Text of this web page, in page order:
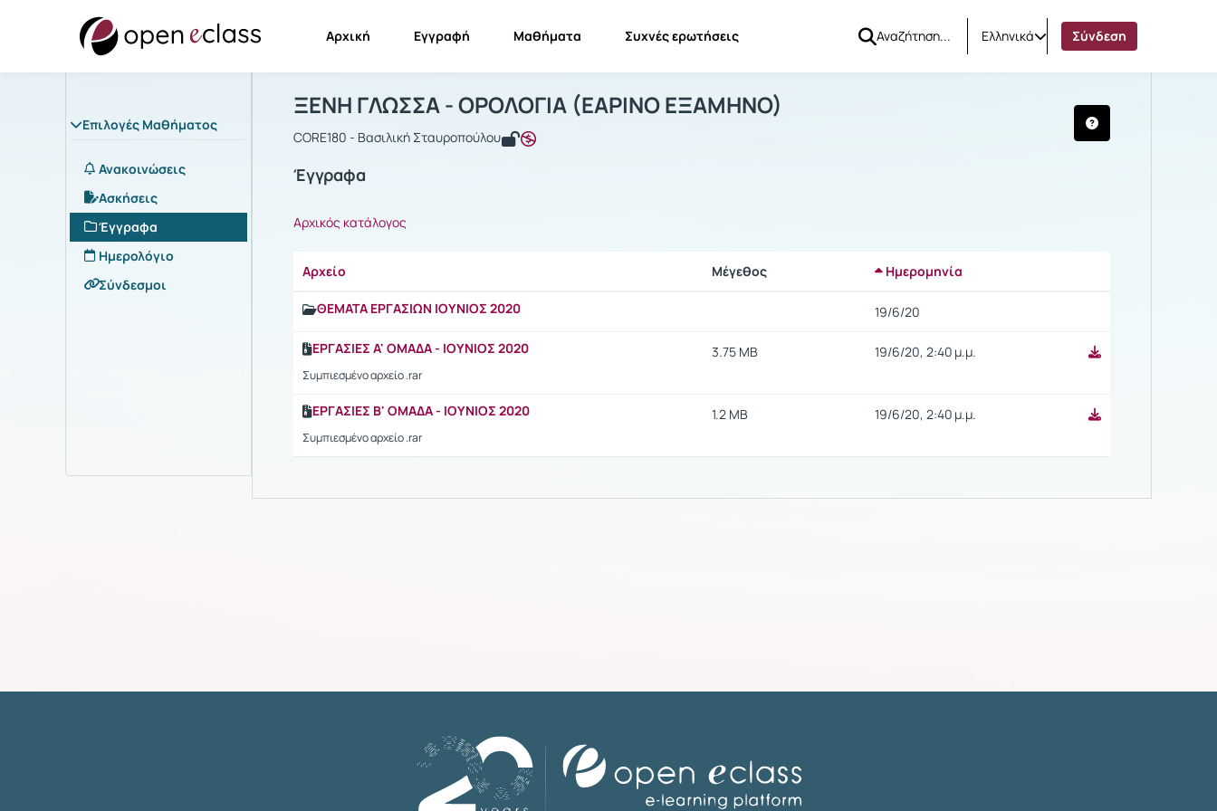
Αρχική Εγγραφή Μαθήματα Συχνές ερωτήσεις Ελληνικά Σύνδεση
Επιλογές Μαθήματος
Ανακοινώσεις
Ασκήσεις
Έγγραφα
Ημερολόγιο
Σύνδεσμοι
Μάθημα : ΞΕΝΗ ΓΛΩΣΣΑ - ΟΡΟΛΟΓΙΑ (ΕΑΡΙΝΟ ΕΞΑΜΗΝΟ)
ΞΕΝΗ ΓΛΩΣΣΑ - ΟΡΟΛΟΓΙΑ (ΕΑΡΙΝΟ ΕΞΑΜΗΝΟ)
CORE180 - Βασιλική Σταυροπούλου
Έγγραφα
Αρχικός κατάλογος
Αρχείο Μέγεθος Ημερομηνία
ΘΕΜΑΤΑ ΕΡΓΑΣΙΩΝ ΙΟΥΝΙΟΣ 2020
19/6/20
ΕΡΓΑΣΙΕΣ Α' ΟΜΑΔΑ - ΙΟΥΝΙΟΣ 2020
Συμπιεσμένο αρχείο .rar
3.75 MB 19/6/20, 2:40 μ.μ.
ΕΡΓΑΣΙΕΣ B' ΟΜΑΔΑ - ΙΟΥΝΙΟΣ 2020
Συμπιεσμένο αρχείο .rar
1.2 MB 19/6/20, 2:40 μ.μ.